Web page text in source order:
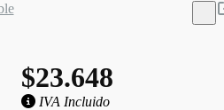
$23.648
IVA Incluido